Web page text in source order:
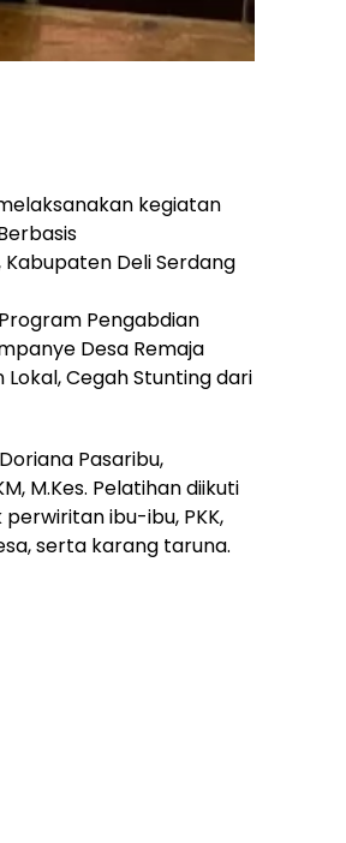
kegiatan
Kabupaten Deli Serdang
Pengabdian
Desa Remaja
Cegah Stunting dari
Pasaribu,
M.Kes. Pelatihan diikuti
ibu-ibu, PKK,
serta karang taruna.